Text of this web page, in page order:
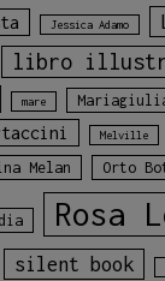
Jessica Adamo
libro
mare
Melville
Melan Orto
Rosa
silent book